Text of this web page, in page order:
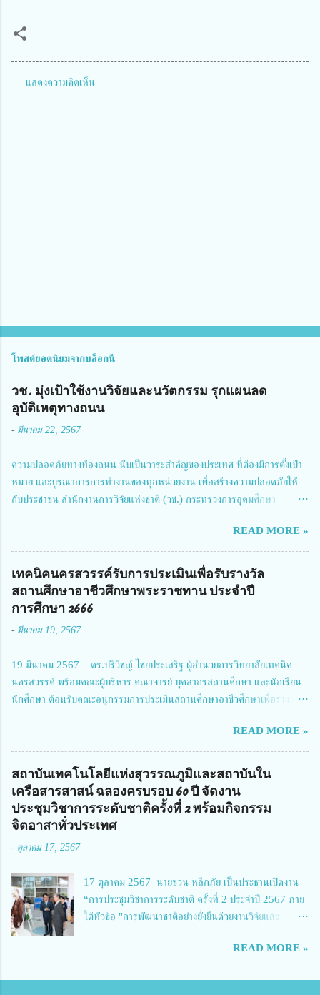
แสดงความคิดเห็น
โพสต์ยอดนิยมจากบล็อกนี้
วช. มุ่งเป้าใช้งานวิจัยและนวัตกรรม รุกแผนลด
อุบัติเหตุทางถนน
- มีนาคม 22, 2567
ความปลอดภัยทางท้องถนน นับเป็นวาระสำคัญของประเทศ ที่ต้องมีการตั้งเป้า
หมาย และบูรณาการการทำงานของทุกหน่วยงาน เพื่อสร้างความปลอดภัยให้
กับประชาชน สำนักงานการวิจัยแห่งชาติ (วช.) กระทรวงการอุดมศึกษา
สมาคมวิศวกรรมชีวการแพทย์ไทย จัดการประชุมเผยแพร่ผลการดำเนินงาน
โครงการการวิจัยเชิงปฏิบัติการโดยบูรณาการทุกภาคส่วน เพื่อลดอุบัติเหตุและ
การเสียชีวิตให้สอดคล้องกับเป้าหมายแผนแม่บทฉบับที่ 5 ในวันที่ 22 มีนาคม
2567 โดยมี ดร.วิภารัตน์ ดีอ่อง ผู้อำนวยการสำนักงานการวิจัยแห่งชาติ เป็น
ประธานในพิธีเปิดพร้อมให้นโยบายการผลักดันงานวิจัยเพื่อความปลอดภัยทาง
การประชุมในครั้งนี้ นางสาวสตตกมล เกียรติพานิช ผู้อำนวยการกองบริหารทุน
Richmond Stylish Convention Hotel จังหวัดนนทบุรี ดร.วิภารัตน์ ดีอ่อง
ผู้อำนวยการสำนักงานการวิจัยแห่งชาติ กล่าวว่า วช. ในฐานะหน่วยงานบริหาร
จัดการทุนวิจัยและนวัตกรรมได้เล็งเห็นถึงความสำคัญของกา...
READ MORE »
เทคนิคนครสวรรค์รับการประเมินเพื่อรับรางวัล
สถานศึกษาอาชีวศึกษาพระราชทาน ประจำปี
การศึกษา 2666
- มีนาคม 19, 2567
19 มีนาคม 2567 ดร.ปริวิชญ์ ไชยประเสริฐ ผู้อำนวยการวิทยาลัยเทคนิค
นครสวรรค์ พร้อมคณะผู้บริหาร คณาจารย์ บุคลากรสถานศึกษา และนักเรียน
นักศึกษา ต้อนรับคณะอนุกรรมการประเมินสถานศึกษาอาชีวศึกษาเพื่อรางวัล
นายจักรภพ เนวะมาตย์ ผู้อำนวยการวิทยาลัยเทคนิคตาก ประธานคณะอนุกร
รมการฯ 1.นายวณิชา คณะใน ผู้ทรงคุณวุฒิ 2.นายภัทธาวุธ โพธา ผู้อำนวย
การวิทยาลัยสารพัดช่างกำแพงเพชร 3.นางสาวหัตถาภรณ์ เสาร์เรือน ผู้อำนวย
การวิทยาลัยการอาชีพบ้านตาก 4.นางเพ็ญศรี ขุนทอง ผู้อำนวยการวิทยาลัย
การอาชีพรัตนประสิทธิ์วิทย์ 5.นายธเนศ คงวังทอง ผู้อำนวยการวิทยาลัย
เกษตรและเทคโนโลยีพิจิตร 6.นายชัยณรงค์ คชมาตย์ ผู้อำนวยการวิทยาลัย
8.นายณัฐกฤต ภูทวี รองผู้อำนวยการวิทยาลัยเทคนิคตาก นายจักรภพ กล่าว
ยาวนาน มีบุคลากร นักเรียน นักศึกษาจำนวนมาก ต้องการควา...
READ MORE »
สถาบันเทคโนโลยีแห่งสุวรรณภูมิและสถาบันใน
เครือสารสาสน์ ฉลองครบรอบ 60 ปี จัดงาน
ประชุมวิชาการระดับชาติครั้งที่ 2 พร้อมกิจกรรม
จิตอาสาทั่วประเทศ
- ตุลาคม 17, 2567
17 ตุลาคม 2567 นายชวน หลีกภัย เป็นประธานเปิดงาน
“การประชุมวิชาการระดับชาติ ครั้งที่ 2 ประจำปี 2567 ภาย
ใต้หัวข้อ "การพัฒนาชาติอย่างยั่งยืนด้วยงานวิจัยและ
Technology National Conference 2024: 'Towards
READ MORE »